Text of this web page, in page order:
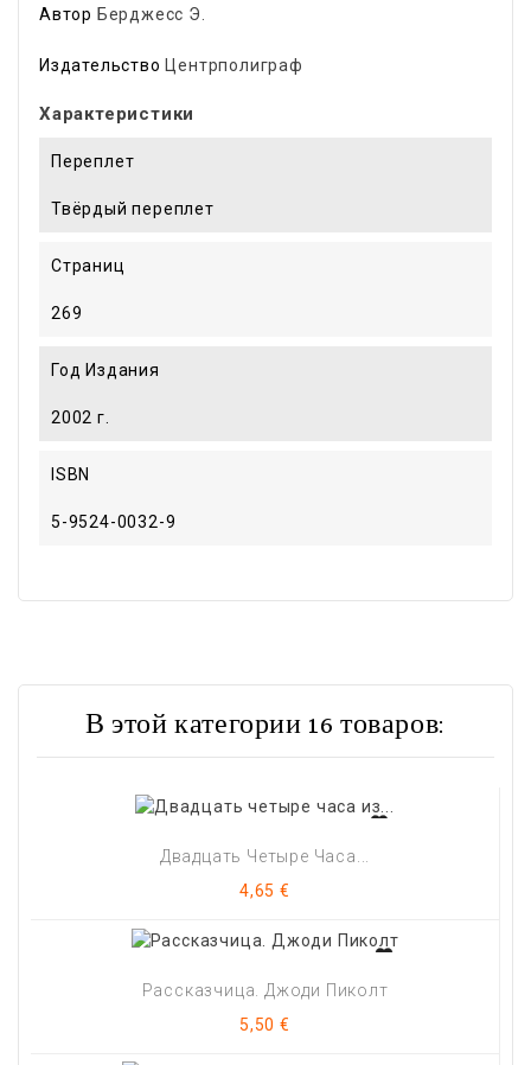
Автор Берджесс Э.
Издательство Центрполиграф
Характеристики
Переплет
Твёрдый переплет
Страниц
269
Год Издания
2002 г.
ISBN
5-9524-0032-9
В этой категории 16 товаров:
Двадцать Четыре Часа...
Цена
4,65 €
Рассказчица. Джоди Пиколт
Цена
5,50 €